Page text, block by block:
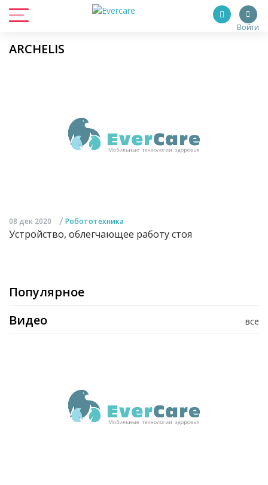
Войти
ARCHELIS
08 дек 2020 / Робототехника
Устройство, облегчающее работу стоя
Популярное
все
Видео